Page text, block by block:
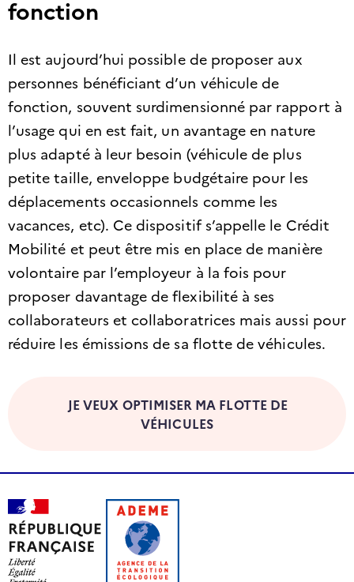
fonction
Il est aujourd’hui possible de proposer aux
personnes bénéficiant d’un véhicule de
fonction, souvent surdimensionné par rapport à
l’usage qui en est fait, un avantage en nature
plus adapté à leur besoin (véhicule de plus
petite taille, enveloppe budgétaire pour les
déplacements occasionnels comme les
vacances, etc). Ce dispositif s’appelle le Crédit
Mobilité et peut être mis en place de manière
volontaire par l’employeur à la fois pour
proposer davantage de flexibilité à ses
collaborateurs et collaboratrices mais aussi pour
réduire les émissions de sa flotte de véhicules.
JE VEUX OPTIMISER MA FLOTTE DE
VÉHICULES